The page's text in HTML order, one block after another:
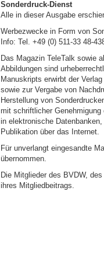
Sonderdruck-Dienst
Alle in dieser Ausgabe
Werbezwecke in Form von
Info: Tel. +49 (0) 511-33 48-
Das Magazin TeleTalk sowie
Abbildungen sind
Manuskripts erwirbt der
sowie zur Vergabe von
Herstellung von
mit schriftlicher
in elektronische
Publikation über das Internet.
Für unverlangt eingesandte
übernommen.
Die Mitglieder des BVDW,
ihres Mitgliedbeitrags.